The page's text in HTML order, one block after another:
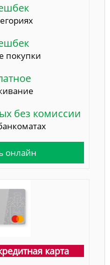
покупки
без комиссии
онлайн
карта